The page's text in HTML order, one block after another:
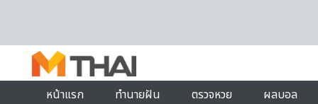
หน้าแรก
ทำนายฝัน ตรวจหวย ผลบอล